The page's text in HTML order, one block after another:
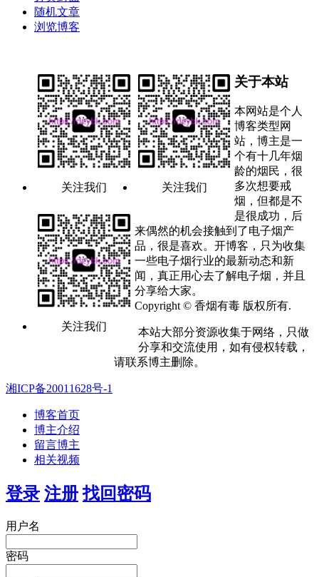
随机文章
浏览博客
关注我们 关注我们
关注我们
关于本站
本网站是个人
博客类型网
站，博主是一
个有十几年烟
龄的烟民，很
多次想要戒
烟，但都是不
是很成功，后
来偶然的机会接触到了电子烟产
品，很是喜欢。开博客，只为收集
一些电子烟行业的最新动态和新
闻，真正用心去了解电子烟，并且
分享给大家。
Copyright © 香烟有毒 版权所有.
本站大部分资源收集于网络，只做
分享和交流使用，如有侵权转载，
请联系博主删除。
湘ICP备20011628号-1
博客首页
博主介绍
留言博主
相关视频
登录 注册 找回密码
用户名
密码